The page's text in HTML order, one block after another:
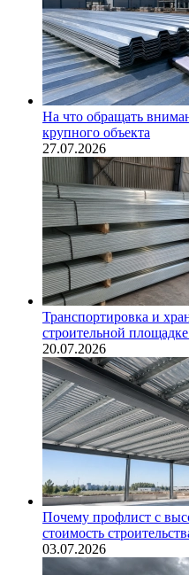
На что обращать
крупного объекта
27.07.2026
Транспортировка и
строительной
20.07.2026
Почему профлист с
стоимость
03.07.2026